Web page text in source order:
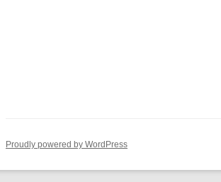
Proudly powered by WordPress